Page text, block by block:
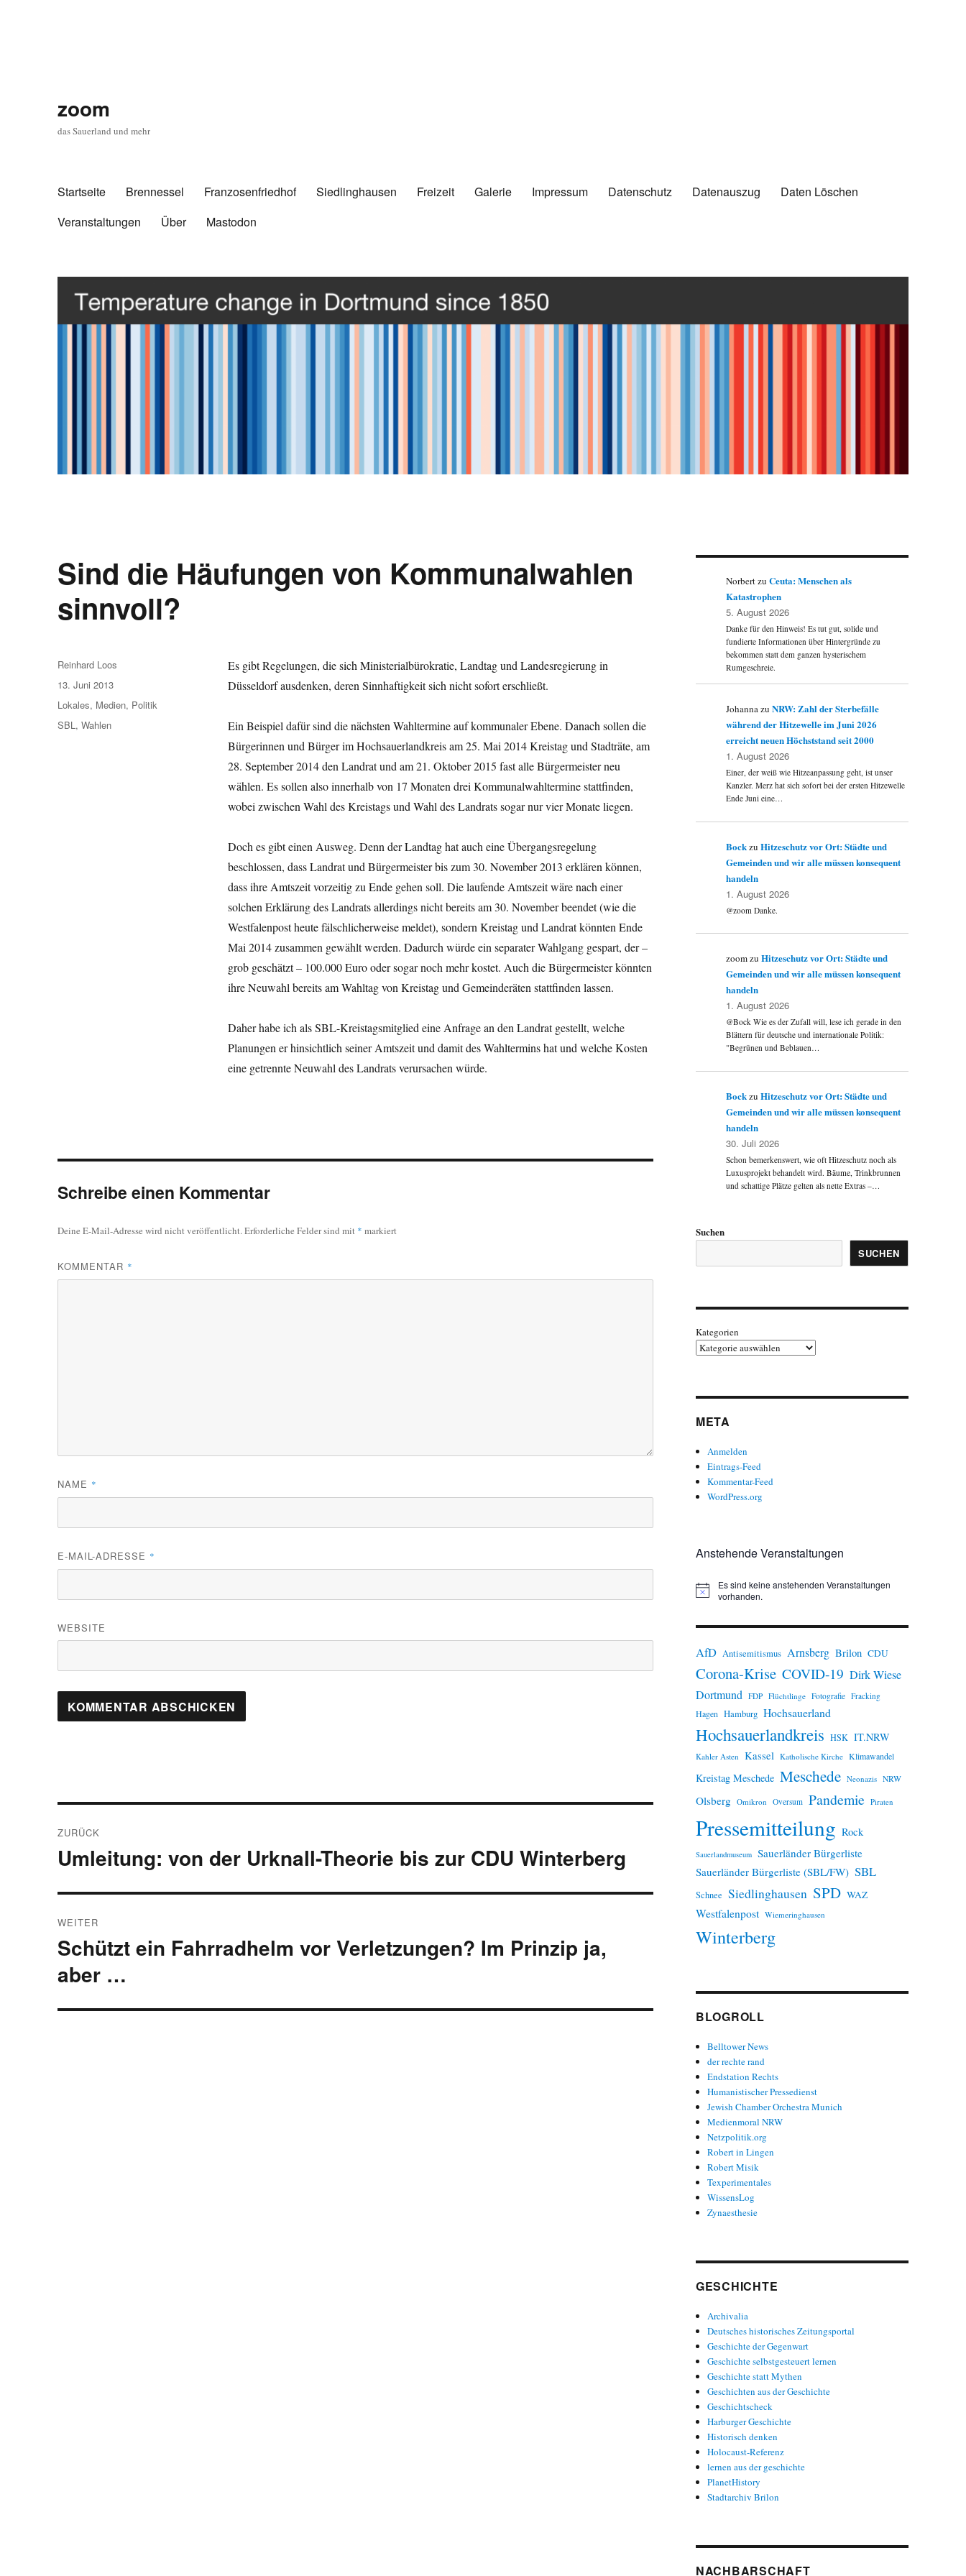
zoom
das Sauerland und mehr
Startseite Brennessel Franzosenfriedhof Siedlinghausen Freizeit Galerie Impressum Datenschutz Datenauszug
Daten Löschen
Veranstaltungen
Über Mastodon
Sind die Häufungen von Kommunalwahlen
sinnvoll?
Es gibt Regelungen, die sich Ministerialbürokratie, Landtag und Landesregierung in
Düsseldorf ausdenken, deren Sinnhaftigkeit sich nicht sofort erschließt.
Ein Beispiel dafür sind die nächsten Wahltermine auf kommunaler Ebene. Danach sollen die
Bürgerinnen und Bürger im Hochsauerlandkreis am 25. Mai 2014 Kreistag und Stadträte, am
28. September 2014 den Landrat und am 21. Oktober 2015 fast alle Bürgermeister neu
wählen. Es sollen also innerhalb von 17 Monaten drei Kommunalwahltermine stattfinden,
wobei zwischen Wahl des Kreistags und Wahl des Landrats sogar nur vier Monate liegen.
Doch es gibt einen Ausweg. Denn der Landtag hat auch eine Übergangsregelung
beschlossen, dass Landrat und Bürgermeister bis zum 30. November 2013 erklären können,
dass ihre Amtszeit vorzeitig zu Ende gehen soll. Die laufende Amtszeit wäre nach einer
solchen Erklärung des Landrats allerdings nicht bereits am 30. November beendet (wie die
Westfalenpost heute fälschlicherweise meldet), sondern Kreistag und Landrat könnten Ende
Mai 2014 zusammen gewählt werden. Dadurch würde ein separater Wahlgang gespart, der –
grob geschätzt – 100.000 Euro oder sogar noch mehr kostet. Auch die Bürgermeister könnten
ihre Neuwahl bereits am Wahltag von Kreistag und Gemeinderäten stattfinden lassen.
Daher habe ich als SBL-Kreistagsmitglied eine Anfrage an den Landrat gestellt, welche
Planungen er hinsichtlich seiner Amtszeit und damit des Wahltermins hat und welche Kosten
eine getrennte Neuwahl des Landrats verursachen würde.
Autor
Reinhard Loos
Veröffentlicht
am
13. Juni 2013
Kategorien
Lokales, Medien, Politik
Schlagwörter
SBL,Wahlen
Schreibe einen Kommentar
Deine E-Mail-Adresse wird nicht veröffentlicht.Erforderliche Felder sind mit * markiert
KOMMENTAR *
NAME *
E-MAIL-ADRESSE *
WEBSITE
ZURÜCK
Vorheriger
Umleitung: von der Urknall-Theorie bis zur CDU Winterberg
WEITER
Nächster
Beitrag:
Schützt ein Fahrradhelm vor Verletzungen? Im Prinzip ja,
aber …
NorbertzuCeuta: Menschen als
Katastrophen
5. August 2026
Danke für den Hinweis! Es tut gut, solide und
fundierte Informationen über Hintergründe zu
bekommen statt dem ganzen hysterischem
Rumgeschreie.
JohannazuNRW: Zahl der Sterbefälle
während der Hitzewelle im Juni 2026
erreicht neuen Höchststand seit 2000
1. August 2026
Einer, der weiß wie Hitzeanpassung geht, ist unser
Kanzler. Merz hat sich sofort bei der ersten Hitzewelle
Ende Juni eine…
BockzuHitzeschutz vor Ort: Städte und
Gemeinden und wir alle müssen konsequent
handeln
1. August 2026
@zoom Danke.
zoomzuHitzeschutz vor Ort: Städte und
Gemeinden und wir alle müssen konsequent
handeln
1. August 2026
@Bock Wie es der Zufall will, lese ich gerade in den
Blättern für deutsche und internationale Politik:
"Begrünen und Beblauen…
BockzuHitzeschutz vor Ort: Städte und
Gemeinden und wir alle müssen konsequent
handeln
30. Juli 2026
Schon bemerkenswert, wie oft Hitzeschutz noch als
Luxusprojekt behandelt wird. Bäume, Trinkbrunnen
und schattige Plätze gelten als nette Extras –…
Suchen
SUCHEN
Kategorien
META
Anmelden
Eintrags-Feed
Kommentar-Feed
WordPress.org
Anstehende Veranstaltungen
H
w
Es sind keine anstehenden Veranstaltungen
vorhanden.
AfD Antisemitismus Arnsberg Brilon CDU
Corona-Krise COVID-19 Dirk Wiese
Dortmund FDP Flüchtlinge Fotografie Fracking
Hagen Hamburg Hochsauerland
Hochsauerlandkreis HSK IT.NRW
Kahler Asten Kassel Katholische Kirche Klimawandel
Kreistag Meschede Meschede Neonazis NRW
Olsberg Omikron Oversum Pandemie Piraten
Pressemitteilung Rock
Sauerlandmuseum Sauerländer Bürgerliste
Sauerländer Bürgerliste (SBL/FW) SBL
Schnee Siedlinghausen SPD WAZ
Westfalenpost Wiemeringhausen
Winterberg
BLOGROLL
Belltower News
der rechte rand
Endstation Rechts
Humanistischer Pressedienst
Jewish Chamber Orchestra Munich
Medienmoral NRW
Netzpolitik.org
Robert in Lingen
Robert Misik
Texperimentales
WissensLog
Zynaesthesie
GESCHICHTE
Archivalia
Deutsches historisches Zeitungsportal
Geschichte der Gegenwart
Geschichte selbstgesteuert lernen
Geschichte statt Mythen
Geschichten aus der Geschichte
Geschichtscheck
Harburger Geschichte
Historisch denken
Holocaust-Referenz
lernen aus der geschichte
PlanetHistory
Stadtarchiv Brilon
NACHBARSCHAFT